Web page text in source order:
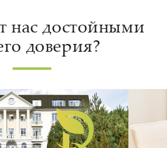
нас достойными
доверия?